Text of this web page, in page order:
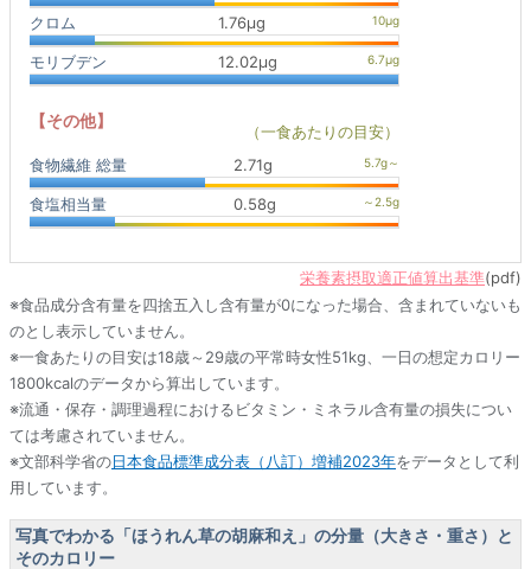
クロム 1.76μg
モリブデン 12.02μg
【その他】
（一食あたりの目安）
食物繊維 総量
2.71g
食塩相当量 0.58g
栄養素摂取適正値算出基準(pdf)
※食品成分含有量を四捨五入し含有量が0になった場合、含まれていないも
のとし表示していません。
※一食あたりの目安は18歳～29歳の平常時女性51kg、一日の想定カロリー
1800kcalのデータから算出しています。
※流通・保存・調理過程におけるビタミン・ミネラル含有量の損失につい
ては考慮されていません。
※文部科学省の日本食品標準成分表（八訂）増補2023年をデータとして利
用しています。
写真でわかる「ほうれん草の胡麻和え」の分量（大きさ・重さ）と
そのカロリー